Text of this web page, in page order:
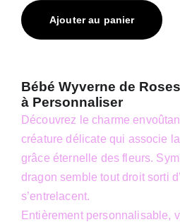
Ajouter au panier
Bébé Wyverne de
à Personnaliser
Découvrez le charme
créature délicate qui associe
grâce éternelle des fleurs.
dragon semble tout droit sorti
s’entrelacent.
Entièrement personnalisable,